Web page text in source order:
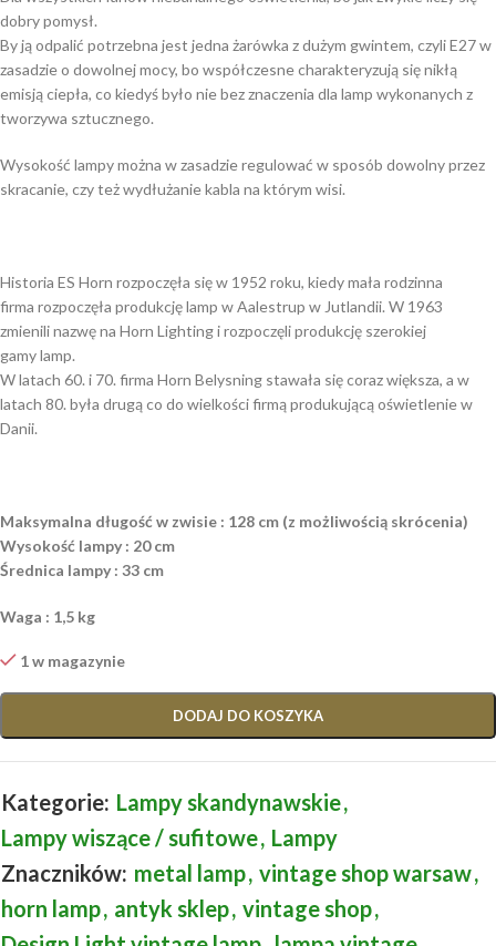
dobry pomysł.
By ją odpalić potrzebna jest jedna żarówka z dużym gwintem, czyli E27 w
zasadzie o dowolnej mocy, bo współczesne charakteryzują się nikłą
emisją ciepła, co kiedyś było nie bez znaczenia dla lamp wykonanych z
tworzywa sztucznego.
Wysokość lampy można w zasadzie regulować w sposób dowolny przez
skracanie, czy też wydłużanie kabla na którym wisi.
Historia ES Horn rozpoczęła się w 1952 roku, kiedy mała rodzinna
firma rozpoczęła produkcję lamp w Aalestrup w Jutlandii. W 1963
zmienili nazwę na Horn Lighting i rozpoczęli produkcję szerokiej
gamy lamp.
W latach 60. i 70. firma Horn Belysning stawała się coraz większa, a w
latach 80. była drugą co do wielkości firmą produkującą oświetlenie w
Danii.
Maksymalna długość w zwisie : 128 cm (z możliwością skrócenia)
Wysokość lampy : 20 cm
Średnica lampy : 33 cm
Waga : 1,5 kg
1 w magazynie
DODAJ DO KOSZYKA
Kategorie: Lampy skandynawskie,
Lampy wiszące / sufitowe, Lampy
Znaczników: metal lamp, vintage shop warsaw,
horn lamp, antyk sklep, vintage shop,